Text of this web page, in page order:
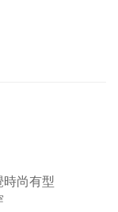
時尚有型